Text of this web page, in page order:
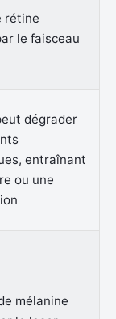
rétine
le faisceau
dégrader
entraînant
ou une
mélanine